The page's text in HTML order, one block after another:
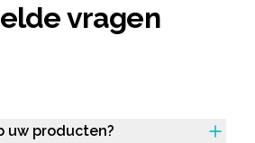
vragen
uw producten?